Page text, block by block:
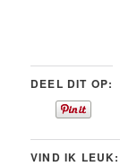
DEEL DIT OP:
VIND IK LEUK: